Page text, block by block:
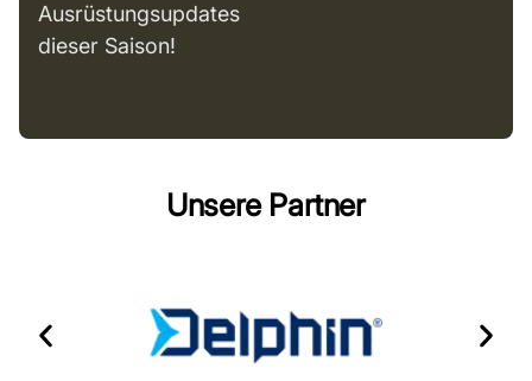
Ausrüstungsupdates
dieser Saison!
Unsere Partner